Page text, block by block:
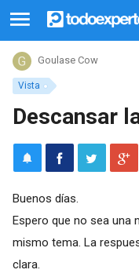
Vista
Goulase Cow
Descansar
Buenos días.
Espero que no sea una
mismo tema. La
clara.